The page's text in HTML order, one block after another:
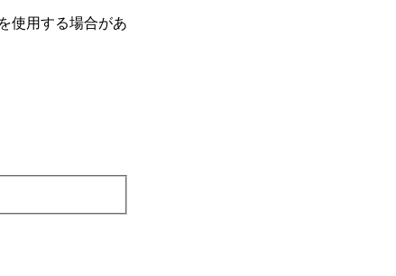
使⽤する場合があ